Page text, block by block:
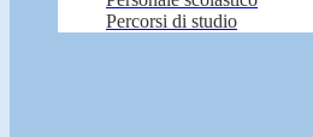
Percorsi di studio